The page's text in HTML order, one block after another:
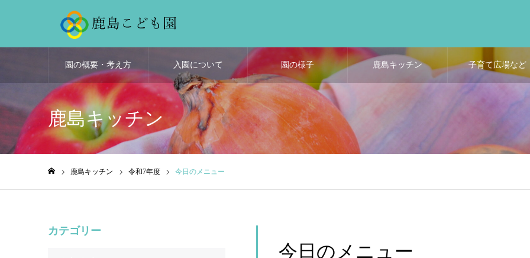
園の概要・考え方 入園について 園の様子 鹿島キッチン 子育て広場など
鹿島キッチン
鹿島キッチン 令和7年度 今日のメニュー
今日のメニュー
カテゴリー